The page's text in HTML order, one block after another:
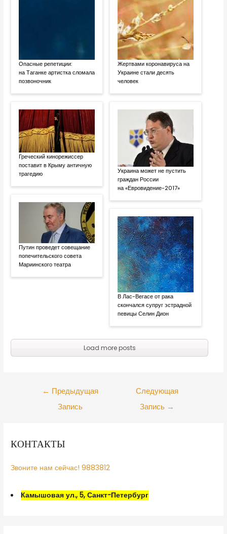
Опасные репетиции:
на Таганке артистка сломала
позвоночник
Греческий кинорежиссер
поставит в Крыму античную
трагедию
Путин проведет совещание
попечительского совета
Мариинского театра
Жертвами коронавируса на
Украине стали десять
человек
Украина может не пустить
граждан России
на «Евровидение-2017»
В Лас-Вегасе от рака
скончался супруг эстрадной
певицы Селин Дион
Load more posts
← Предыдущая
Запись
Следующая
Запись →
КОНТАКТЫ
Звоните нам сейчас! 9883812
Камышовая ул., 5, Санкт-Петербург